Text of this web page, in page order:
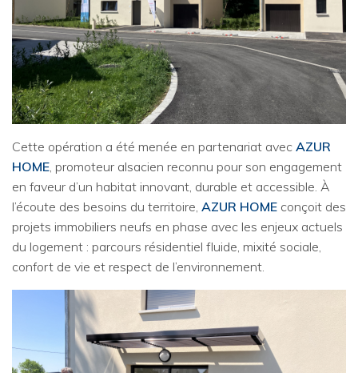
Cette opération a été menée en partenariat avec AZUR
HOME , promoteur alsacien reconnu pour son engagement
en faveur d’un habitat innovant, durable et accessible. À
l’écoute des besoins du territoire, AZUR HOME conçoit des
projets immobiliers neufs en phase avec les enjeux actuels
du logement : parcours résidentiel fluide, mixité sociale,
confort de vie et respect de l’environnement.